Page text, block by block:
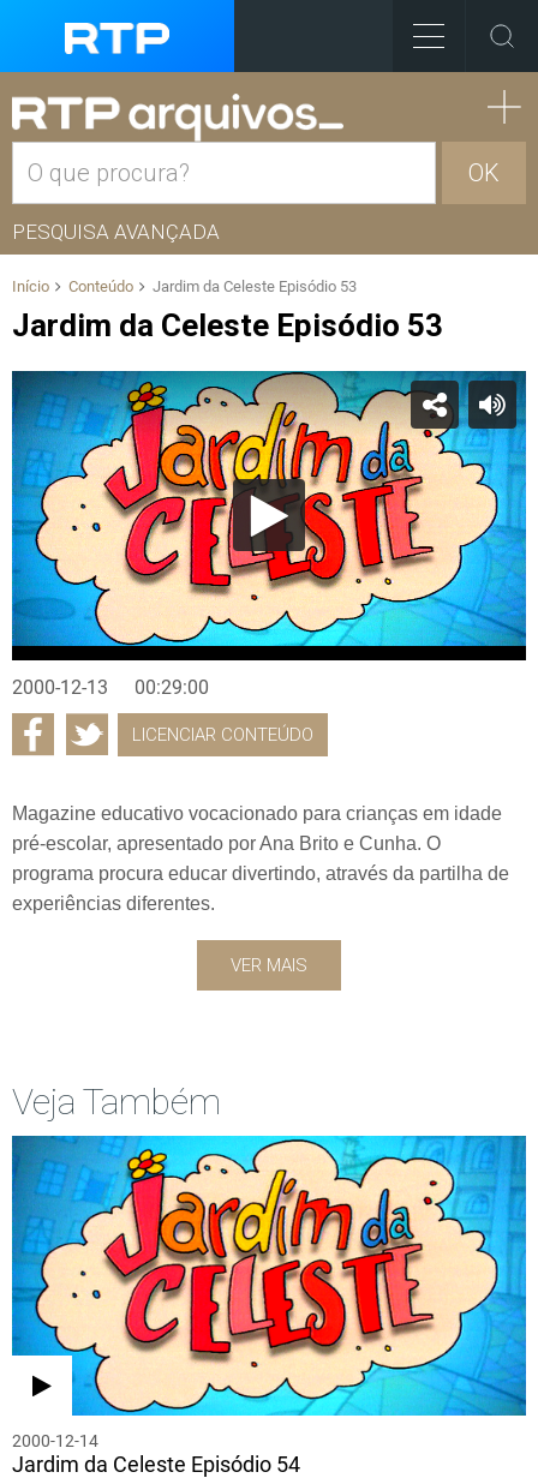
OK
PESQUISA AVANÇADA
Início Conteúdo Jardim da Celeste Episódio 53
Jardim da Celeste Episódio 53
2000-12-13 00:29:00
LICENCIAR CONTEÚDO
Magazine educativo vocacionado para crianças em idade
pré-escolar, apresentado por Ana Brito e Cunha. O
programa procura educar divertindo, através da partilha de
experiências diferentes.
VER MAIS
Veja Também
2000-12-14
Jardim da Celeste Episódio 54